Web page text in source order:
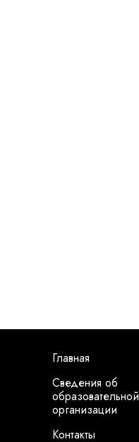
Главная
Сведения об
образовательной
организации
Контакты